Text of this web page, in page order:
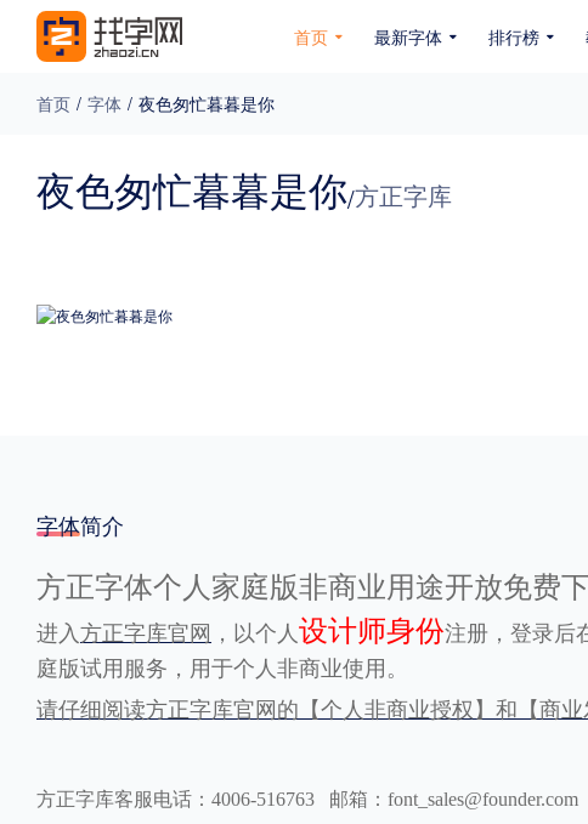
首页 最新字体
免费下载 收费下载 免费商用 无下载
格式
.TTF .OTF .TTC
重要提示：本站提供的字体除标注“免费商用 ”的字体外，即使显示“免费下载”，商业用
排行榜
首页 / 字体 / 夜色匆忙暮暮是你
夜色匆忙暮暮是你/方正字库
字体简介
方正字体个人家庭版非商业用途开放免费下
进入 方正字库官网 ，以个人 设计师身份注册，登录后
庭版试用服务，用于个人非商业使用。
请仔细阅读方正字库官网的【个人非商业授权】和【商
方正字库客服电话：4006-516763 邮箱：font_sales@founder.com